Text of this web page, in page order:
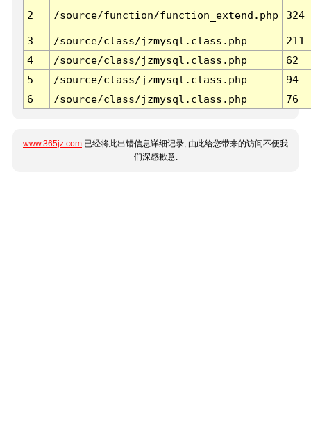
2 /source/function/function_extend.php 324
3 /source/class/jzmysql.class.php
211
4
/source/class/jzmysql.class.php
62
5
/source/class/jzmysql.class.php
94
6
/source/class/jzmysql.class.php 76
www.365jz.com 已经将此出错信息详细记录, 由此给您带来的访问不便我
们深感歉意.